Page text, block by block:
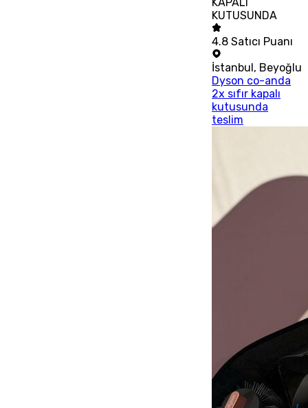
KAPALI
KUTUSUNDA
4.8 Satıcı Puanı
İstanbul , Beyoğlu
Dyson co-anda
2x sıfır kapalı
kutusunda
teslim